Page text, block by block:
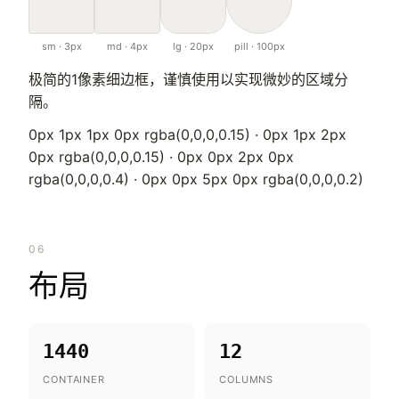
sm · 3px md · 4px lg · 20px pill · 100px
极简的1像素细边框，谨慎使用以实现微妙的区域分
隔。
0px 1px 1px 0px rgba(0,0,0,0.15) · 0px 1px 2px
0px rgba(0,0,0,0.15) · 0px 0px 2px 0px
rgba(0,0,0,0.4) · 0px 0px 5px 0px rgba(0,0,0,0.2)
06
布局
1440
CONTAINER
12
COLUMNS